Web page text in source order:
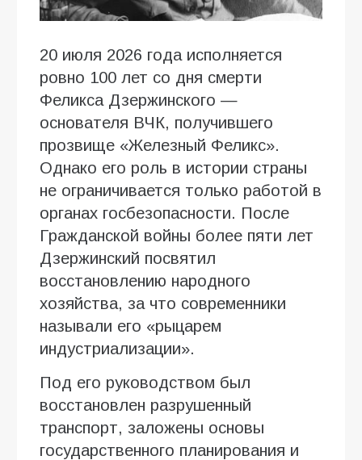
20 июля 2026 года исполняется
ровно 100 лет со дня смерти
Феликса Дзержинского —
основателя ВЧК, получившего
прозвище «Железный Феликс».
Однако его роль в истории страны
не ограничивается только работой в
органах госбезопасности. После
Гражданской войны более пяти лет
Дзержинский посвятил
восстановлению народного
хозяйства, за что современники
называли его «рыцарем
индустриализации».
Под его руководством был
восстановлен разрушенный
транспорт, заложены основы
государственного планирования и